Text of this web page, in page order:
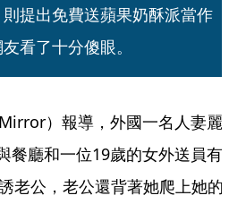
提出免費送蘋果奶酥派當作
看了十分傻眼。
）報導，外國一名人妻麗
餐廳和一位19歲的女外送員有
老公，老公還背著她爬上她的